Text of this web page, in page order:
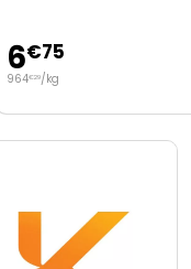
6€75
964€29/kg